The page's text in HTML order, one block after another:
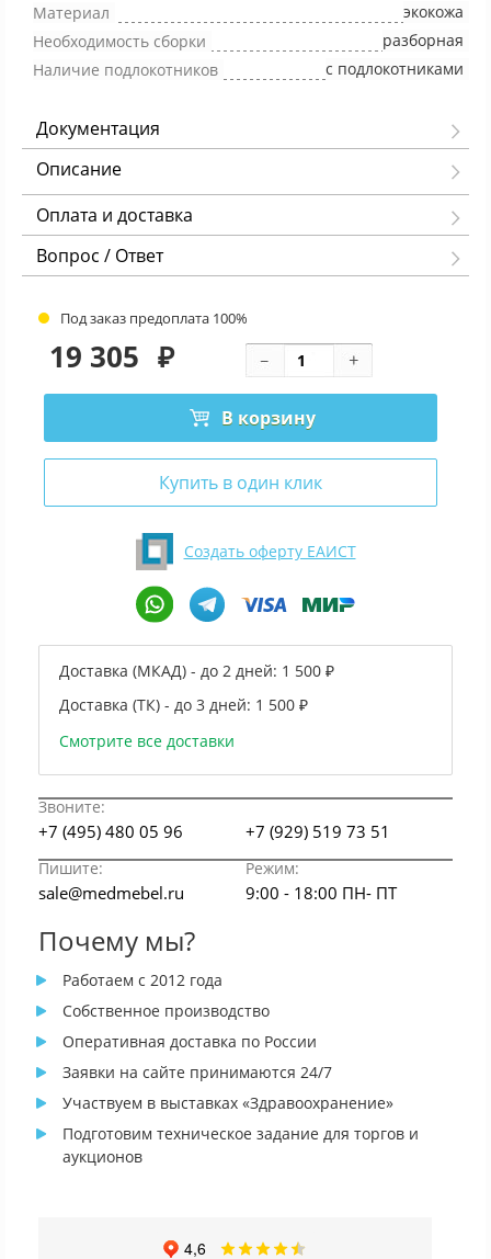
Материал
экокожа
Необходимость сборки
разборная
Наличие подлокотников
с подлокотниками
Документация
Описание
Оплата и доставка
Вопрос / Ответ
Под заказ предоплата 100%
19 305 ₽
В корзину
Купить в один клик
Создать оферту ЕАИСТ
Доставка (МКАД) - до 2 дней: 1 500 ₽
Доставка (ТК) - до 3 дней: 1 500 ₽
Смотрите все доставки
Звоните:
+7 (495) 480 05 96 +7 (929) 519 73 51
Пишите: Режим:
sale@medmebel.ru 9:00 - 18:00 ПН- ПТ
Почему мы?
Работаем с 2012 года
Собственное производство
Оперативная доставка по России
Заявки на сайте принимаются 24/7
Участвуем в выставках «Здравоохранение»
Подготовим техническое задание для торгов и
аукционов